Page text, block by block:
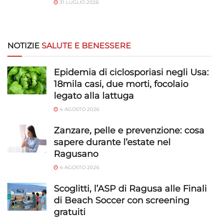
31 LUGLIO 2026
NOTIZIE SALUTE E BENESSERE
Epidemia di ciclosporiasi negli Usa:
18mila casi, due morti, focolaio
legato alla lattuga
4 AGOSTO 2026
Zanzare, pelle e prevenzione: cosa
sapere durante l’estate nel
Ragusano
4 AGOSTO 2026
Scoglitti, l’ASP di Ragusa alle Finali
di Beach Soccer con screening
gratuiti